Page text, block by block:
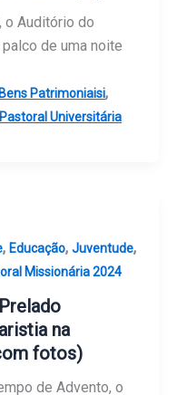
o Auditório do
de uma noite
Patrimoniaisi,
Pastoral Universitária
, Educação, Juventude,
Missionária 2024
na
fotos)
de Advento, o